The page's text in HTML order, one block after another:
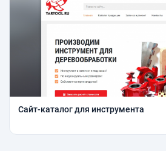
Cайт-каталог для инструмента